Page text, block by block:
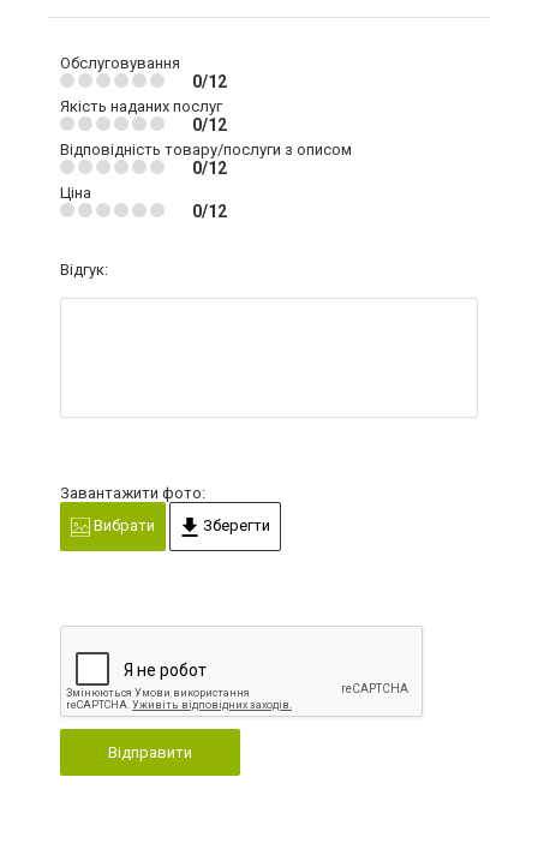
Обслуговування
0/12
Якість наданих послуг
0/12
Відповідність товару/послуги з описом
0/12
Ціна
0/12
Відгук:
Завантажити фото:
Вибрати
Зберегти
Відправити